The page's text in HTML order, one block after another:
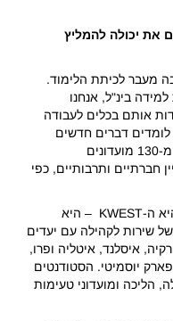
את יכולה להמליץ
מעבר לכיתת הלימוד.
בינ"ל, אנחנו
אותם בכלים לעבודה
לומדים דברים חדשים
בכיתה, אלא גם מיישמים אותם ביותר מ-130 מועדונים
חברתיים ותרבותיים, כפי
אחת הפעילויות הכי פופולריות בקלוג היא ה-KWEST – היא
שירות לקהילה עם יעדים
איסלנד, איטליה ופרו,
יוסמיטי. הסטודנטים
הליכה ומועדוני טעימות